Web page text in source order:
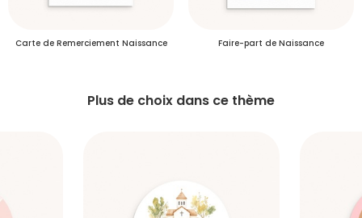
Carte de Remerciement Naissance Faire-part de Naissance
Plus de choix dans ce thème